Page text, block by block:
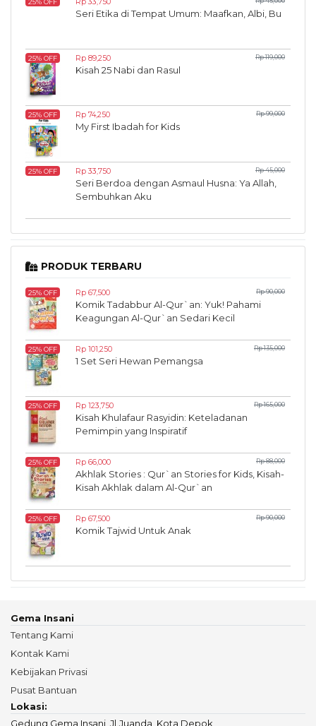
Rp 33,750
Seri Etika di Tempat Umum: Maafkan, Albi, Bu
25% OFF Rp 89,250 Rp 119,000
Kisah 25 Nabi dan Rasul
25% OFF Rp 74,250 Rp 99,000
My First Ibadah for Kids
25% OFF Rp 33,750 Rp 45,000
Seri Berdoa dengan Asmaul Husna: Ya Allah,
Sembuhkan Aku
PRODUK TERBARU
25% OFF Rp 67,500 Rp 90,000
Komik Tadabbur Al-Qur`an: Yuk! Pahami
Keagungan Al-Qur`an Sedari Kecil
25% OFF Rp 101,250 Rp 135,000
1 Set Seri Hewan Pemangsa
25% OFF Rp 123,750 Rp 165,000
Kisah Khulafaur Rasyidin: Keteladanan
Pemimpin yang Inspiratif
25% OFF Rp 66,000 Rp 88,000
Akhlak Stories : Qur`an Stories for Kids, Kisah-
Kisah Akhlak dalam Al-Qur`an
25% OFF Rp 67,500 Rp 90,000
Komik Tajwid Untuk Anak
Gema Insani
Tentang Kami
Kontak Kami
Kebijakan Privasi
Pusat Bantuan
Lokasi:
Gedung Gema Insani, Jl.Juanda, Kota Depok